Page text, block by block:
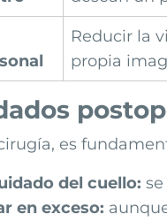
Reducir la
propia
es
del cuello:
en exceso: